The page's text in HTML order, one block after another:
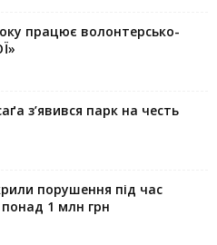
працює волонтерсько-
з’явився парк на честь
порушення під час
понад 1 млн грн